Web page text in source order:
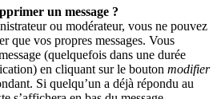
un message ?
ou modérateur, vous ne pouvez
que vos propres messages. Vous
(quelquefois dans une durée
en cliquant sur le bouton modifier
Si quelqu’un a déjà répondu au